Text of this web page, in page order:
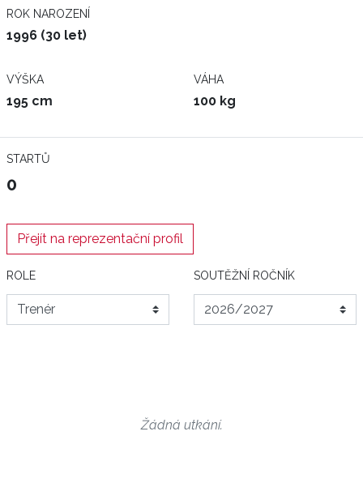
ROK NAROZENÍ
1996 (30 let)
VÝŠKA
195 cm
VÁHA
100 kg
STARTŮ
0
Přejít na reprezentační profil
ROLE SOUTĚŽNÍ ROČNÍK
Žádná utkání.